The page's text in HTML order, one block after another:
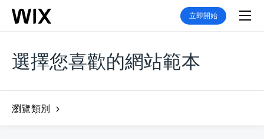
立即開始
選擇您喜歡的網站範本
瀏覽類別